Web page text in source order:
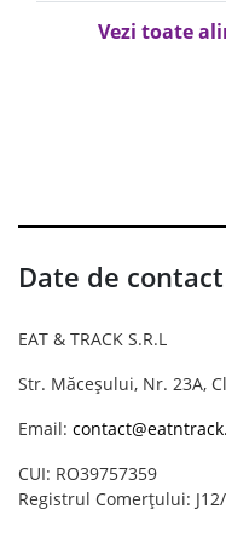
Vezi toate
Date de contact
EAT & TRACK S.R.L
Str. Măceșului, Nr. 23A,
Email:
CUI: RO39757359
Registrul Comerțului: